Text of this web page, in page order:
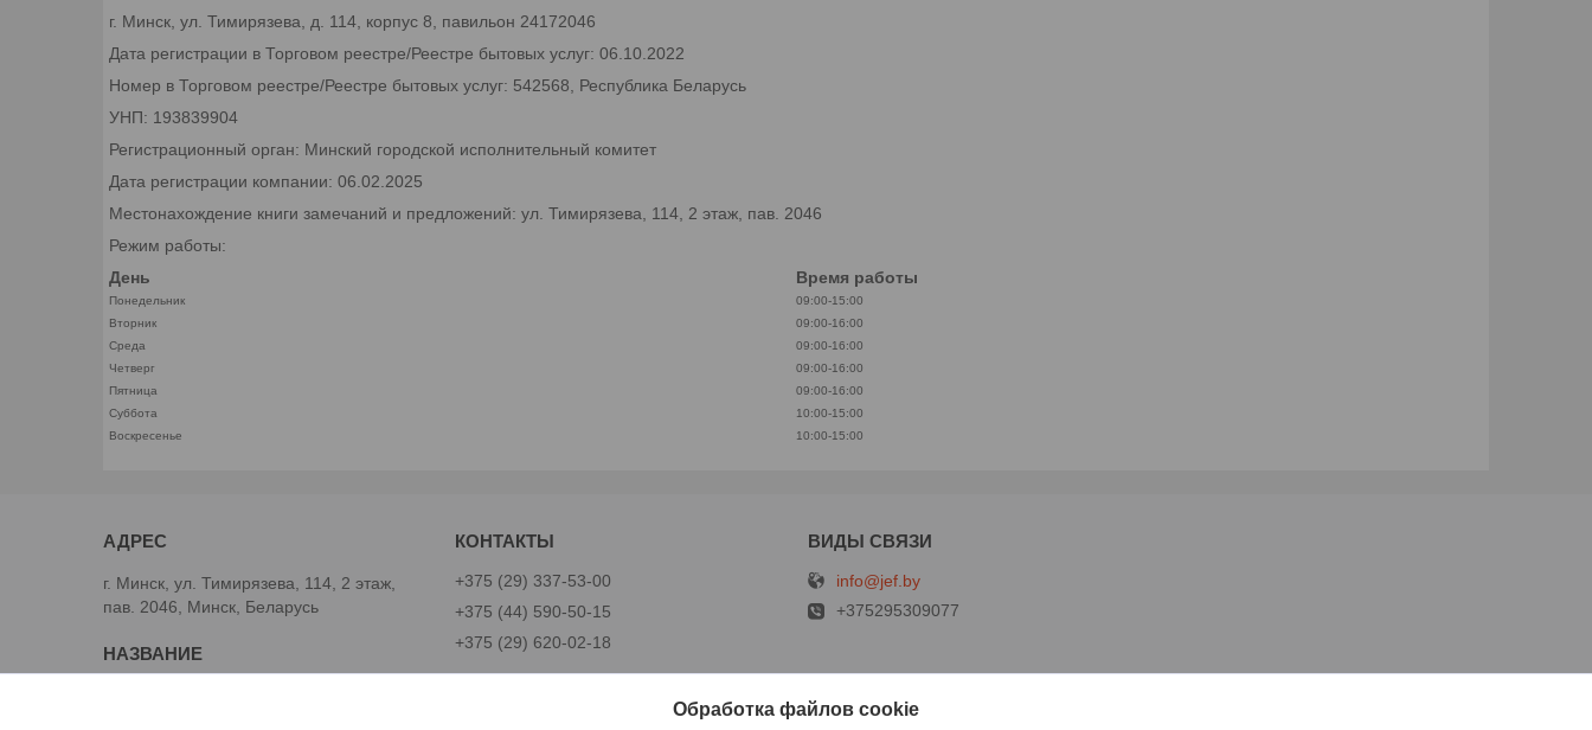
г. Минск, ул. Тимирязева, д. 114, корпус 8, павильон 24172046
Дата регистрации в Торговом реестре/Реестре бытовых услуг: 06.10.2022
Номер в Торговом реестре/Реестре бытовых услуг: 542568, Республика Беларусь
УНП: 193839904
Регистрационный орган: Минский городской исполнительный комитет
Дата регистрации компании: 06.02.2025
Местонахождение книги замечаний и предложений: ул. Тимирязева, 114, 2 этаж, пав. 2046
Режим работы:
День
Время работы
Понедельник
09:00-15:00
Вторник
09:00-16:00
Среда
09:00-16:00
Четверг
09:00-16:00
Пятница
09:00-16:00
Суббота
10:00-15:00
Воскресенье
10:00-15:00
г. Минск, ул. Тимирязева, 114, 2 этаж,
пав. 2046, Минск, Беларусь
+375 (29) 337-53-00
+375 (44) 590-50-15
+375 (29) 620-02-18
info@jef.by
+375295309077
Обработка файлов cookie